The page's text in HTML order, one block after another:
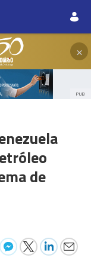
×
PUB
de